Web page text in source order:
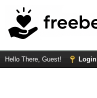
Hello There, Guest! Login